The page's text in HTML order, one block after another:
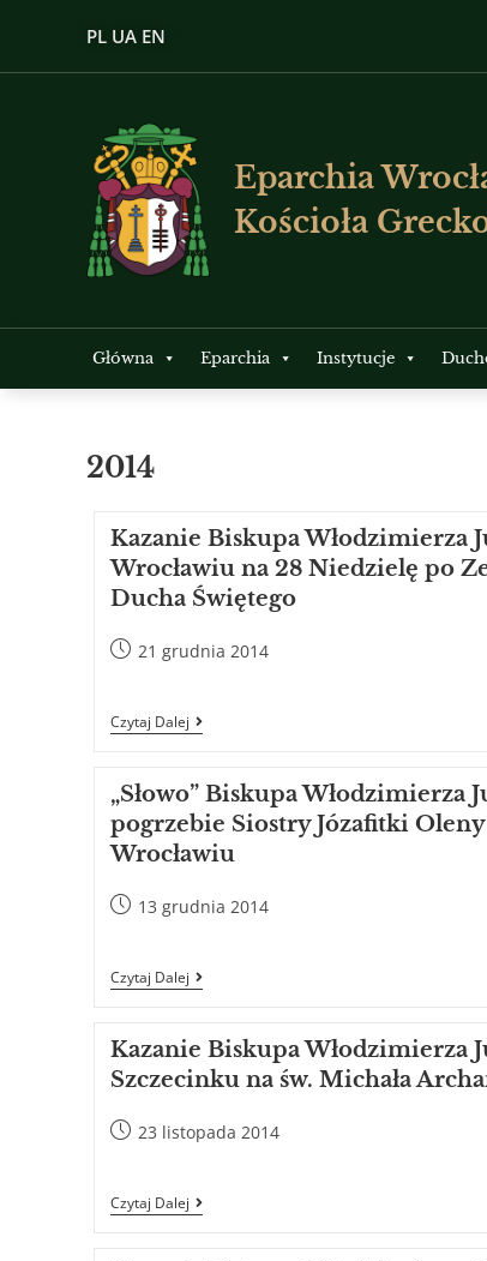
PL UA EN
Eparchia
Kościoła
Główna Eparchia Instytucje
2014
Kazanie Biskupa Włodzimierza
Wrocławiu na 28 Niedzielę po
Ducha Świętego
21 grudnia 2014
Czytaj Dalej
„Słowo” Biskupa Włodzimierza
pogrzebie Siostry Józafitki
Wrocławiu
13 grudnia 2014
Czytaj Dalej
Kazanie Biskupa Włodzimierza
Szczecinku na św. Michała
23 listopada 2014
Czytaj Dalej